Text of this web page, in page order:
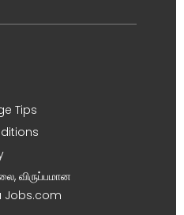
Tips
விருப்பமான
Jobs.com